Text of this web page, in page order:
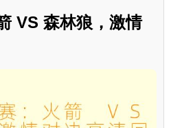
VS 森林狼，激情